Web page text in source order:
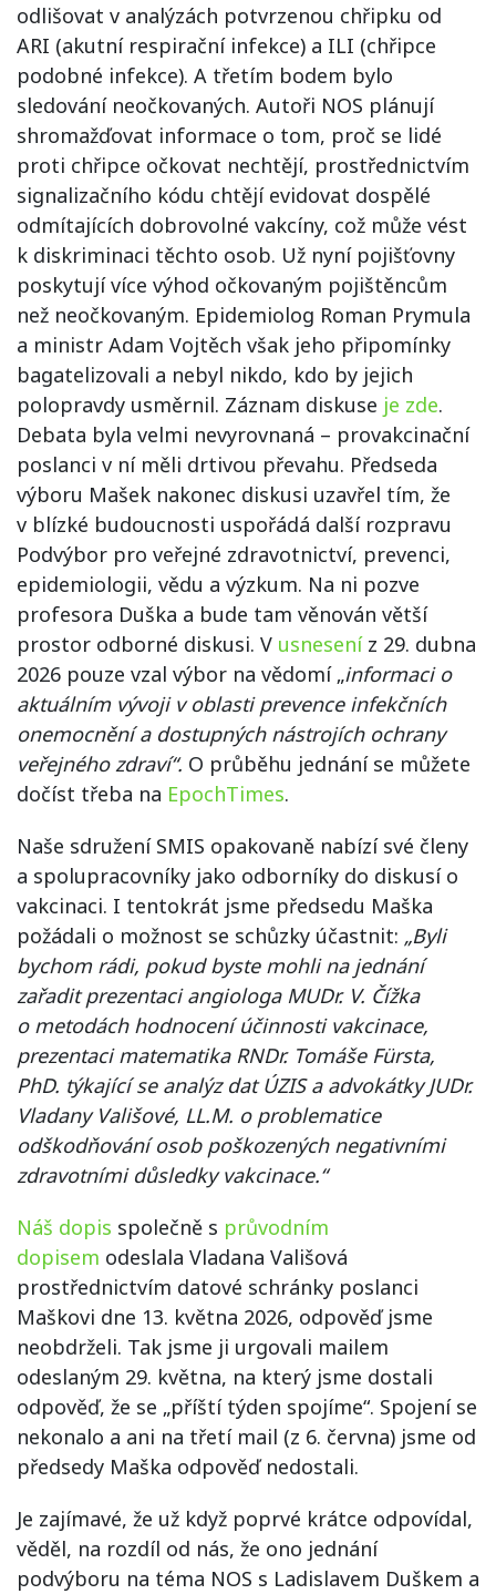
odlišovat v analýzách potvrzenou chřipku od
ARI (akutní respirační infekce) a ILI (chřipce
podobné infekce). A třetím bodem bylo
sledování neočkovaných. Autoři NOS plánují
shromažďovat informace o tom, proč se lidé
proti chřipce očkovat nechtějí, prostřednictvím
signalizačního kódu chtějí evidovat dospělé
odmítajících dobrovolné vakcíny, což může vést
k diskriminaci těchto osob. Už nyní pojišťovny
poskytují více výhod očkovaným pojištěncům
než neočkovaným. Epidemiolog Roman Prymula
a ministr Adam Vojtěch však jeho připomínky
bagatelizovali a nebyl nikdo, kdo by jejich
polopravdy usměrnil. Záznam diskuse je zde.
Debata byla velmi nevyrovnaná – provakcinační
poslanci v ní měli drtivou převahu. Předseda
výboru Mašek nakonec diskusi uzavřel tím, že
v blízké budoucnosti uspořádá další rozpravu
Podvýbor pro veřejné zdravotnictví, prevenci,
epidemiologii, vědu a výzkum. Na ni pozve
profesora Duška a bude tam věnován větší
prostor odborné diskusi. V usneseníz 29. dubna
2026 pouze vzal výbor na vědomí „informaci o
aktuálním vývoji v oblasti prevence infekčních
onemocnění a dostupných nástrojích ochrany
veřejného zdraví“. O průběhu jednání se můžete
dočíst třeba na EpochTimes.
Naše sdružení SMIS opakovaně nabízí své členy
a spolupracovníky jako odborníky do diskusí o
vakcinaci. I tentokrát jsme předsedu Maška
požádali o možnost se schůzky účastnit: „Byli
bychom rádi, pokud byste mohli na jednání
zařadit prezentaci angiologa MUDr. V. Čížka
o metodách hodnocení účinnosti vakcinace,
prezentaci matematika RNDr. Tomáše Fürsta,
PhD. týkající se analýz dat ÚZIS a advokátky JUDr.
Vladany Vališové, LL.M. o problematice
odškodňování osob poškozených negativními
zdravotními důsledky vakcinace.“
Náš dopis společně s průvodním
dopisem odeslala Vladana Vališová
prostřednictvím datové schránky poslanci
Maškovi dne 13. května 2026, odpověď jsme
neobdrželi. Tak jsme ji urgovali mailem
odeslaným 29. května, na který jsme dostali
odpověď, že se „příští týden spojíme“. Spojení se
nekonalo a ani na třetí mail (z 6. června) jsme od
předsedy Maška odpověď nedostali.
Je zajímavé, že už když poprvé krátce odpovídal,
věděl, na rozdíl od nás, že ono jednání
podvýboru na téma NOS s Ladislavem Duškem a